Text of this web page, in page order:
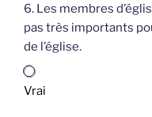
6. Les membres
pas très importants
de l’église.
Vrai